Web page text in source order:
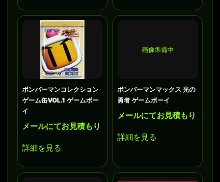
ボンバーマンコレクション
ゲーム缶VOL.1 ゲームボー
イ
メールにてお見積もり
詳細を見る
画像準備中
ボンバーマンマックス 光の
勇者 ゲームボーイ
メールにてお見積もり
詳細を見る